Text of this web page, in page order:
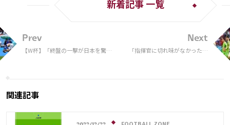
Prev
【W杯】「終盤の一撃が日本を驚か
新着記事 一覧
Next
「指揮官に切れ味がなかった」
関連記事